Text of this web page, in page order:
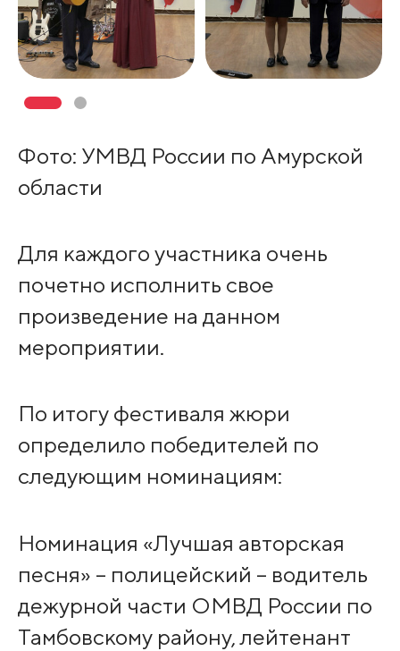
Фото: УМВД России по Амурской
области
Для каждого участника очень
почетно исполнить свое
произведение на данном
мероприятии.
По итогу фестиваля жюри
определило победителей по
следующим номинациям:
Номинация «Лучшая авторская
песня» – полицейский – водитель
дежурной части ОМВД России по
Тамбовскому району, лейтенант